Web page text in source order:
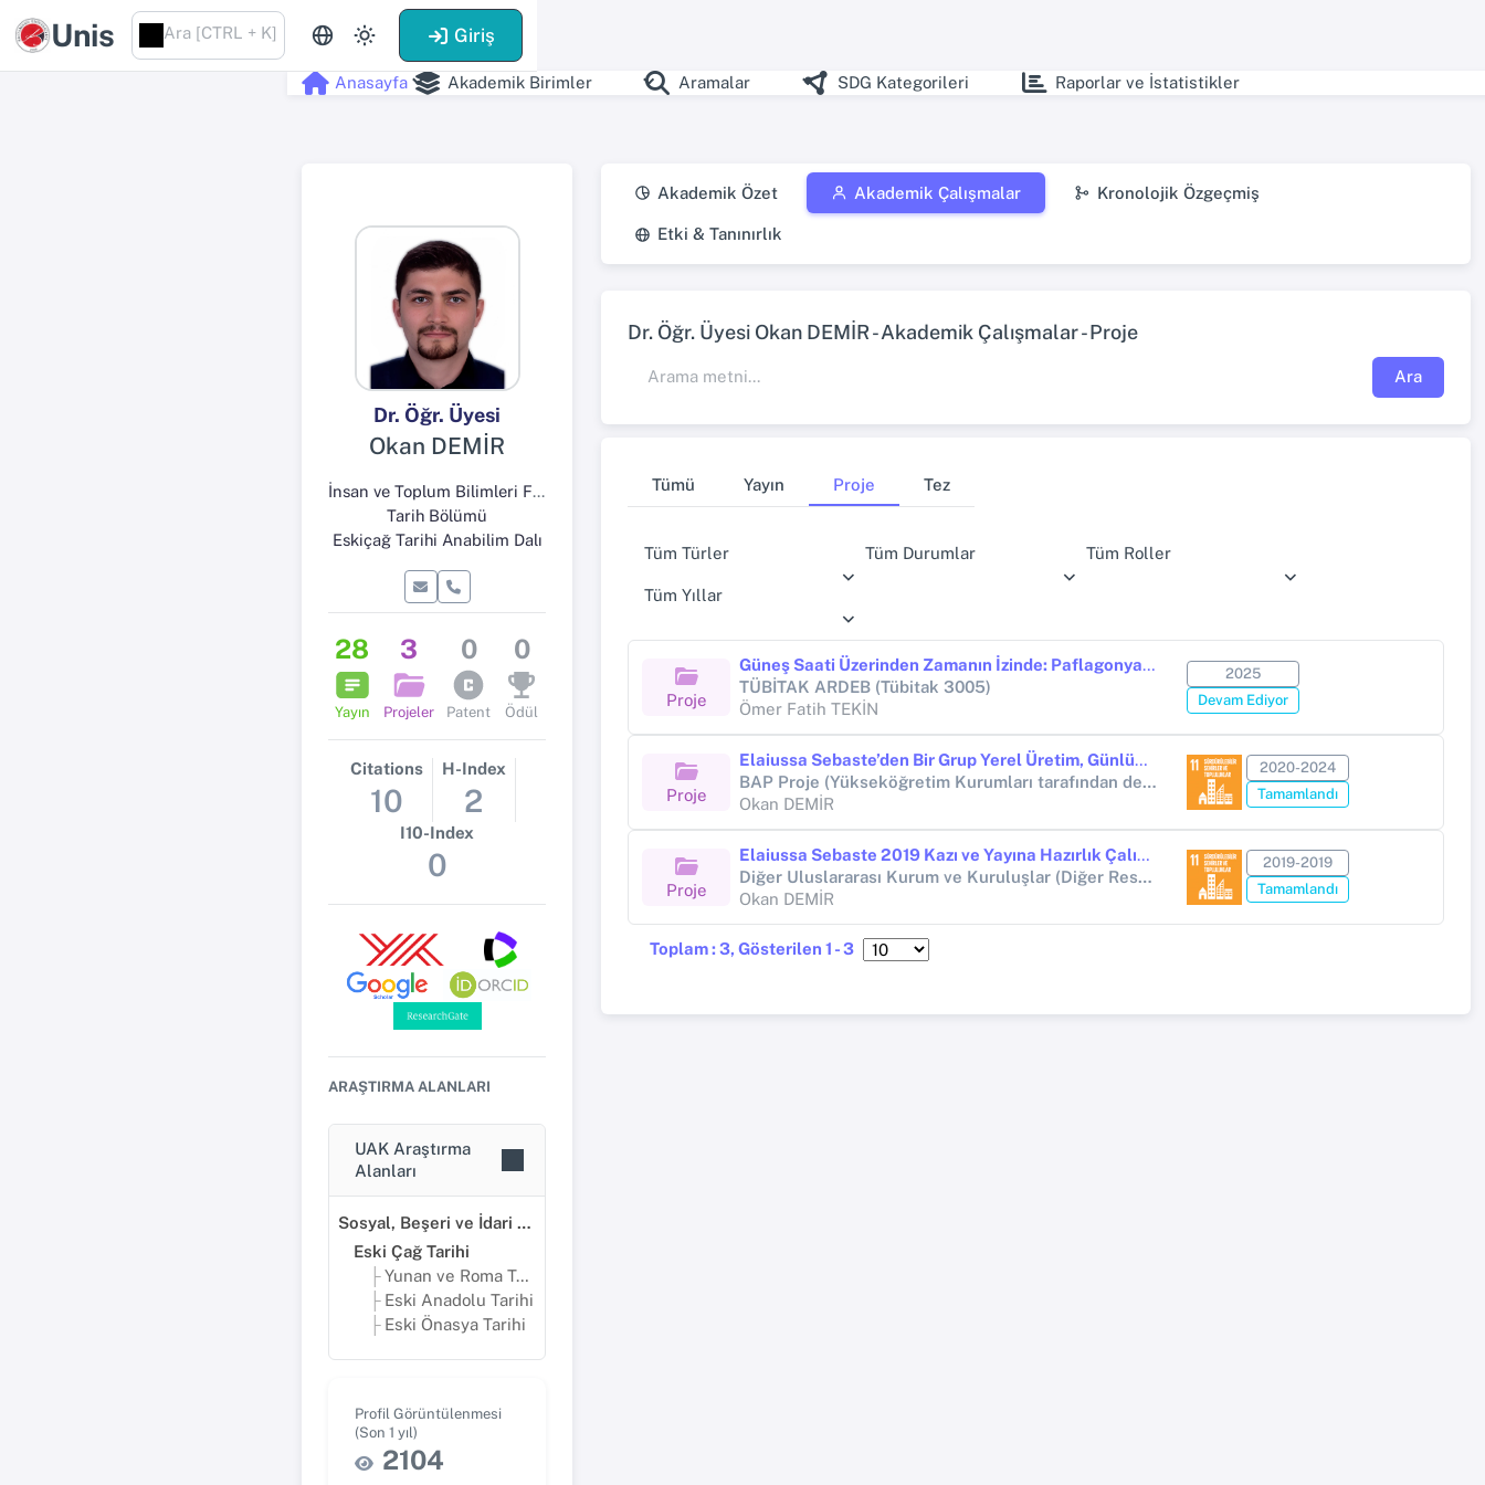
Unis Ara [CTRL + K] Giriş
Anasayfa Akademik Birimler Aramalar SDG Kategorileri Raporlar ve İstatistikler
Dr. Öğr. Üyesi
Okan DEMİR
İnsan ve Toplum Bilimleri Fakültesi
Tarih Bölümü
Eskiçağ Tarihi Anabilim Dalı
28
Yayın
3
Projeler
0
Patent
0
Ödül
Citations
10
H-Index
2
I10-Index
0
ARAŞTIRMA ALANLARI
UAK Araştırma
Alanları
Sosyal, Beşeri ve İdari Bilimler
Eski Çağ Tarihi
Yunan ve Roma Tarihi
Eski Anadolu Tarihi
Eski Önasya Tarihi
Profil Görüntülenmesi
(Son 1 yıl)
2104
Akademik Özet Akademik Çalışmalar Kronolojik Özgeçmiş
Etki & Tanınırlık
Dr. Öğr. Üyesi Okan DEMİR - Akademik Çalışmalar - Proje
Ara
Tümü Yayın Proje Tez
Tüm Türler Tüm Durumlar Tüm Roller
Tüm Yıllar
Proje
Güneş Saati Üzerinden Zamanın İzinde: Paflagonya Bölgesi ve Pompeiopolis Antik Kenti'nin Bilim Tarihi Açısından Analizi ve Dijital Modellemesi
TÜBİTAK ARDEB (Tübitak 3005)
Ömer Fatih TEKİN
2025
Devam Ediyor
Proje
Elaiussa Sebaste’den Bir Grup Yerel Üretim, Günlük Kullanım Kabı Üzerine Değerlendirme Çalışmaları
BAP Proje (Yükseköğretim Kurumları tarafından destekli bilimsel araştırma projesi)
Okan DEMİR
2020-2024
Tamamlandı
Proje
Elaiussa Sebaste 2019 Kazı ve Yayına Hazırlık Çalışmaları
Diğer Uluslararası Kurum ve Kuruluşlar (Diğer Resmi Kurum ve Kuruluşlar)
Okan DEMİR
2019-2019
Tamamlandı
Toplam : 3, Gösterilen 1 - 3